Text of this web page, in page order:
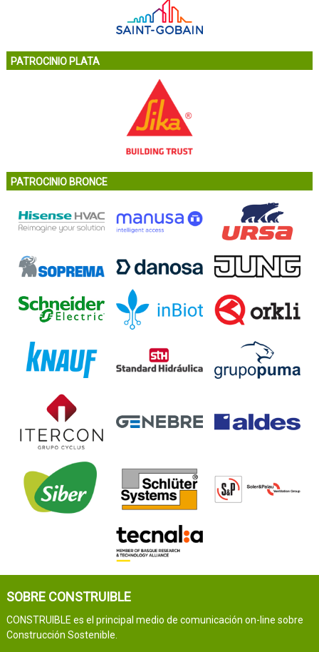
PATROCINIO PLATA
PATROCINIO BRONCE
SOBRE CONSTRUIBLE
CONSTRUIBLE es el principal medio de comunicación on-line sobre
Construcción Sostenible.